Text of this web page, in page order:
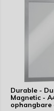
Durable -
Magnetic -
ophangbare